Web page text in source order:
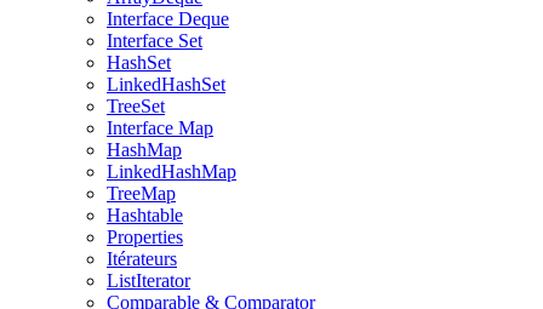
Interface Deque
Interface Set
HashSet
LinkedHashSet
TreeSet
Interface Map
HashMap
LinkedHashMap
TreeMap
Hashtable
Properties
Itérateurs
ListIterator
Comparable & Comparator